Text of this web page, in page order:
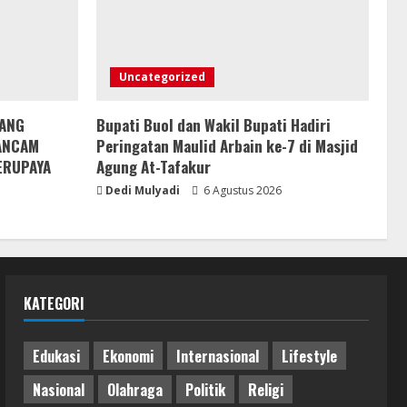
Uncategorized
Bupati Buol dan Wakil Bupati Hadiri
Peringatan Maulid Arbain ke-7 di Masjid
Agung At-Tafakur
Dedi Mulyadi 6 Agustus 2026
KATEGORI
Edukasi Ekonomi Internasional
Lifestyle
Nasional
Olahraga Politik Religi